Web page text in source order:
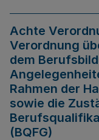
Achte
Verordnung
dem
Rahmen der
sowie die
(BQFG)